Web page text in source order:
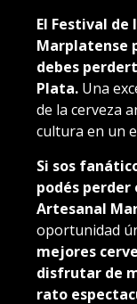
El Festival de
Marplatense
debes
Plata. Una
de la cerveza
cultura en un
Si sos
podés perder
Artesanal
oportunidad
mejores
disfrutar de
rato